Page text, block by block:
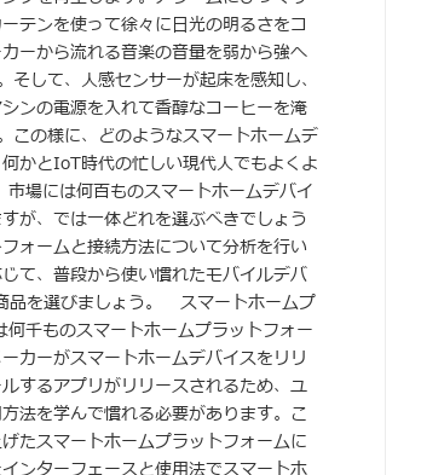
テンを使って徐々に日光の明るさをコ
ーから流れる音楽の音量を弱から強へ
して、人感センサーが起床を感知し、
ンの電源を入れて香醇なコーヒーを淹
この様に、どのようなスマートホームデ
かとIoT時代の忙しい現代人でもよくよ
場には何百ものスマートホームデバイ
が、では一体どれを選ぶべきでしょう
ォームと接続方法について分析を行い
て、普段から使い慣れたモバイルデバ
品を選びましょう。 スマートホームプ
千ものスマートホームプラットフォー
カーがスマートホームデバイスをリリ
するアプリがリリースされるため、ユ
法を学んで慣れる必要があります。こ
たスマートホームプラットフォームに
ンターフェースと使用法でスマートホ